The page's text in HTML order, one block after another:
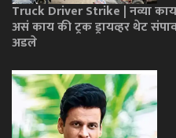
Truck Driver Strike | नव्या
असं काय की ट्रक ड्रायव्हर थेट
अडले